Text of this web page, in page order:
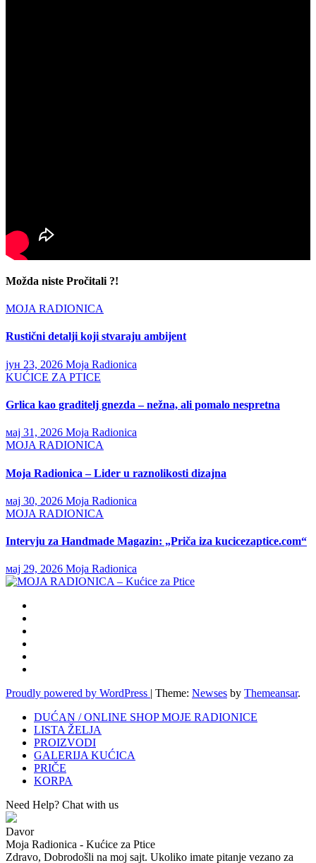
Možda niste Pročitali ?!
MOJA RADIONICA
Rustični detalji koji stvaraju ambijent
јун 23, 2026 Moja Radionica
KUĆICE ZA PTICE
Grlica kao graditelj gnezda – nežna, ali pomalo nespretna
мај 31, 2026 Moja Radionica
MOJA RADIONICA
Moja Radionica – Lider u raznolikosti dizajna
мај 30, 2026 Moja Radionica
MOJA RADIONICA
Intervju za Handmade Magazin: „Priča iza kucicezaptice.com“
мај 29, 2026 Moja Radionica
Proudly powered by WordPress | Theme: Newses by Themeansar.
DUĆAN / ONLINE SHOP MOJE RADIONICE
LISTA ŽELJA
PROIZVODI
GALERIJA KUĆICA
PRIČE
KORPA
Need Help? Chat with us
Davor
Moja Radionica - Kućice za Ptice
Zdravo, Dobrodošli na moj sajt. Ukoliko imate pitanje vezano za